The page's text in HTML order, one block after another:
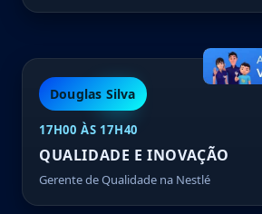
Douglas Silva
17H00 ÀS 17H40
QUALIDADE E INOVAÇÃO
Gerente de Qualidade na Nestlé